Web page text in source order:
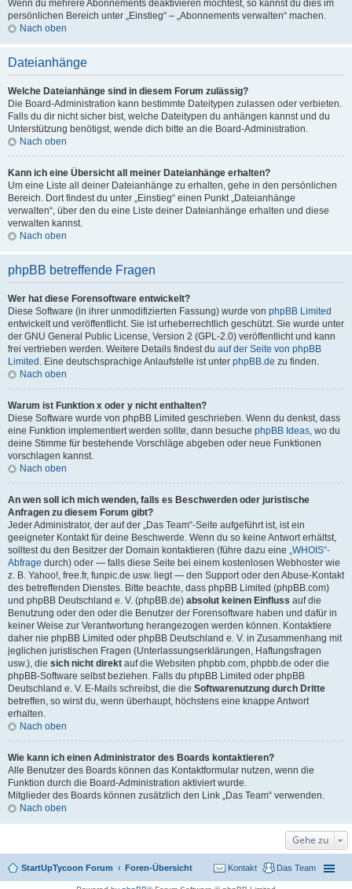
Wenn du mehrere Abonnements deaktivieren möchtest, so kannst du dies im
persönlichen Bereich unter „Einstieg“ – „Abonnements verwalten“ machen.
Nach oben
Dateianhänge
Welche Dateianhänge sind in diesem Forum zulässig?
Die Board-Administration kann bestimmte Dateitypen zulassen oder verbieten.
Falls du dir nicht sicher bist, welche Dateitypen du anhängen kannst und du
Unterstützung benötigst, wende dich bitte an die Board-Administration.
Nach oben
Kann ich eine Übersicht all meiner Dateianhänge erhalten?
Um eine Liste all deiner Dateianhänge zu erhalten, gehe in den persönlichen
Bereich. Dort findest du unter „Einstieg“ einen Punkt „Dateianhänge
verwalten“, über den du eine Liste deiner Dateianhänge erhalten und diese
verwalten kannst.
Nach oben
phpBB betreffende Fragen
Wer hat diese Forensoftware entwickelt?
Diese Software (in ihrer unmodifizierten Fassung) wurde von phpBB Limited
entwickelt und veröffentlicht. Sie ist urheberrechtlich geschützt. Sie wurde unter
der GNU General Public License, Version 2 (GPL-2.0) veröffentlicht und kann
frei vertrieben werden. Weitere Details findest du auf der Seite von phpBB
Limited . Eine deutschsprachige Anlaufstelle ist unter phpBB.de zu finden.
Nach oben
Warum ist Funktion x oder y nicht enthalten?
Diese Software wurde von phpBB Limited geschrieben. Wenn du denkst, dass
eine Funktion implementiert werden sollte, dann besuche phpBB Ideas, wo du
deine Stimme für bestehende Vorschläge abgeben oder neue Funktionen
vorschlagen kannst.
Nach oben
An wen soll ich mich wenden, falls es Beschwerden oder juristische
Anfragen zu diesem Forum gibt?
Jeder Administrator, der auf der „Das Team“-Seite aufgeführt ist, ist ein
geeigneter Kontakt für deine Beschwerde. Wenn du so keine Antwort erhältst,
solltest du den Besitzer der Domain kontaktieren (führe dazu eine „WHOIS“-
Abfrage durch) oder — falls diese Seite bei einem kostenlosen Webhoster wie
z. B. Yahoo!, free.fr, funpic.de usw. liegt — den Support oder den Abuse-Kontakt
des betreffenden Dienstes. Bitte beachte, dass phpBB Limited (phpBB.com)
und phpBB Deutschland e. V. (phpBB.de) absolut keinen Einfluss auf die
Benutzung oder den oder die Benutzer der Forensoftware haben und dafür in
keiner Weise zur Verantwortung herangezogen werden können. Kontaktiere
daher nie phpBB Limited oder phpBB Deutschland e. V. in Zusammenhang mit
jeglichen juristischen Fragen (Unterlassungserklärungen, Haftungsfragen
usw.), die sich nicht direkt auf die Websiten phpbb.com, phpbb.de oder die
phpBB-Software selbst beziehen. Falls du phpBB Limited oder phpBB
Deutschland e. V. E-Mails schreibst, die die Softwarenutzung durch Dritte
betreffen, so wirst du, wenn überhaupt, höchstens eine knappe Antwort
erhalten.
Nach oben
Wie kann ich einen Administrator des Boards kontaktieren?
Alle Benutzer des Boards können das Kontaktformular nutzen, wenn die
Funktion durch die Board-Administration aktiviert wurde.
Mitglieder des Boards können zusätzlich den Link „Das Team“ verwenden.
Nach oben
Gehe zu
StartUpTycoon Forum Foren-Übersicht Das Team
Kontakt